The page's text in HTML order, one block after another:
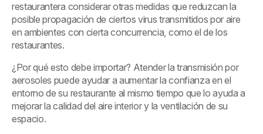
restaurantera considerar otras medidas que reduzcan la
posible propagación de ciertos virus transmitidos por aire
en ambientes con cierta concurrencia, como el de los
restaurantes.
¿Por qué esto debe importar? Atender la transmisión por
aerosoles puede ayudar a aumentar la confianza en el
entorno de su restaurante al mismo tiempo que lo ayuda a
mejorar la calidad del aire interior y la ventilación de su
espacio.